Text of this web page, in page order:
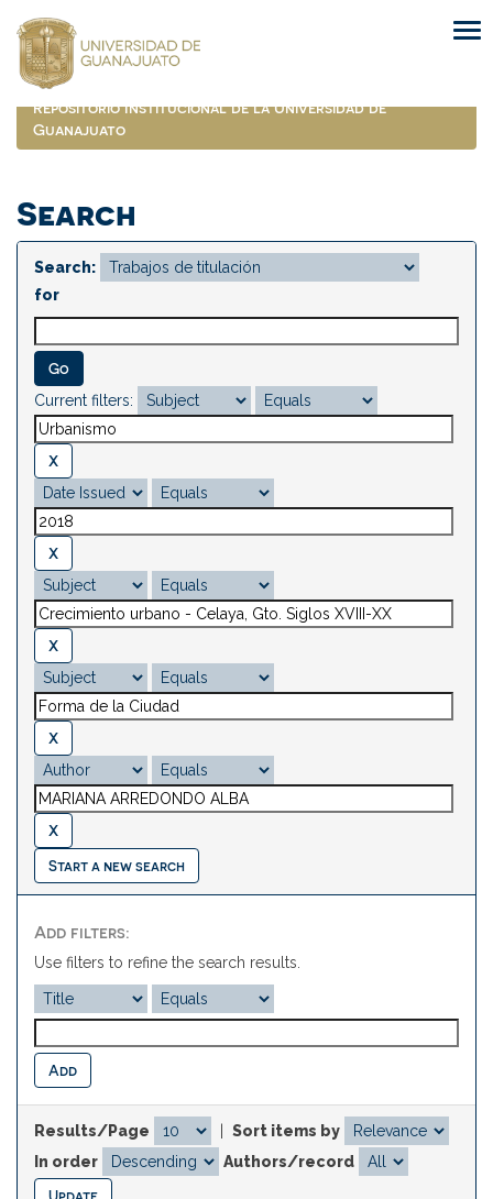
navigation
Repositorio Institucional de la Universidad de
Guanajuato
Search
Search:
for
Current filters:
Start a new search
Add filters:
Use filters to refine the search results.
Results/Page
Sort items by
In order
Authors/record